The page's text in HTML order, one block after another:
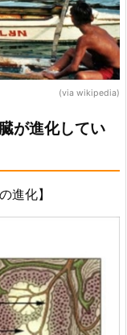
(via wikipedia)
が進化してい
進化】